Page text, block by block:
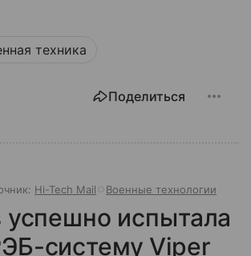
техника
Поделиться
Hi-Tech Mail Военные технологии
успешно испытала
систему Viper